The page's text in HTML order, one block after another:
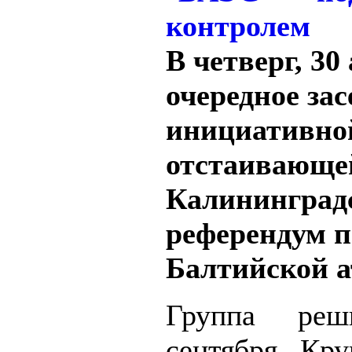
В четверг, 30
очередное
референдум
Балтийской
Группа